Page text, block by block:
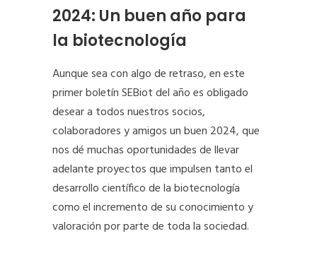
2024: Un buen año para
la biotecnología
Aunque sea con algo de retraso, en este
primer boletín SEBiot del año es obligado
desear a todos nuestros socios,
colaboradores y amigos un buen 2024, que
nos dé muchas oportunidades de llevar
adelante proyectos que impulsen tanto el
desarrollo científico de la biotecnología
como el incremento de su conocimiento y
valoración por parte de toda la sociedad.